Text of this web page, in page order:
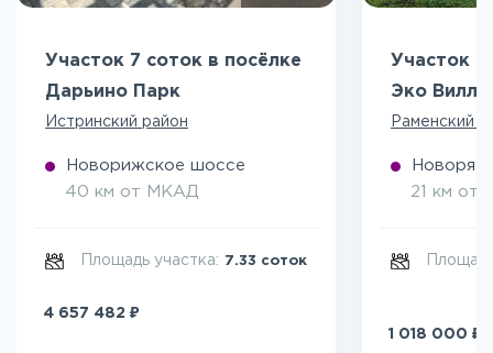
Участок 7 соток в посёлке
Дарьино Парк
Истринский район
Новорижское шоссе
40 км от МКАД
Площадь участка: 7.33 соток
4 657 482 ₽
Участок 5
Эко
Раменский
21 км от
1 018 000 ₽